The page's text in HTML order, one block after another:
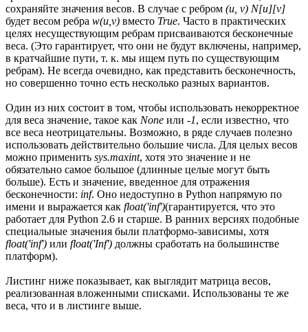
сохраняйте значения весов. В случае с ребром (u, v) N[u][v]
будет весом ребра w(u,v) вместо True. Часто в практических
целях несуществующим ребрам присваиваются бесконечные
веса. (Это гарантирует, что они не будут включены, например,
в кратчайшие пути, т. к. мы ищем путь по существующим
ребрам). Не всегда очевидно, как представить бесконечность,
но совершенно точно есть несколько разных вариантов.
Один из них состоит в том, чтобы использовать некорректное
для веса значение, такое как None или -1, если известно, что
все веса неотрицательны. Возможно, в ряде случаев полезно
использовать действительно большие числа. Для целых весов
можно применить sys.maxint, хотя это значение и не
обязательно самое большое (длинные целые могут быть
больше). Есть и значение, введенное для отражения
бесконечности: inf. Оно недоступно в Python напрямую по
имени и выражается как float('inf')(гарантируется, что это
работает для Python 2.6 и старше. В ранних версиях подобные
специальные значения были платформо-зависимы, хотя
float('inf') или float('Inf') должны сработать на большинстве
платформ).
Листинг ниже показывает, как выглядит матрица весов,
реализованная вложенными списками. Использованы те же
веса, что и в листинге выше.